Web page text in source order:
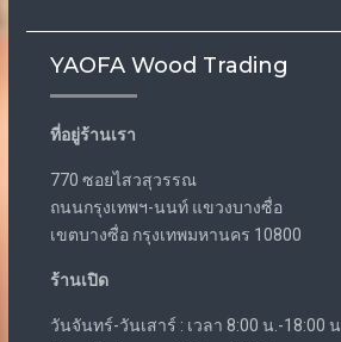
YAOFA Wood Trading
ที่อยู่ร้านเรา
770 ซอยไสวสุวรรณ
ถนนกรุงเทพฯ-นนท์ แขวงบางซื่อ
เขตบางซื่อ กรุงเทพมหานคร 10800
ร้านเปิด
วันจันทร์-วันเสาร์ : เวลา 8:00 น.-18:00 น.